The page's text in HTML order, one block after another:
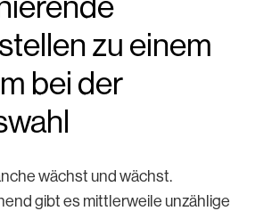
zu einem
bei der
wächst und wächst.
gibt es mittlerweile unzählige